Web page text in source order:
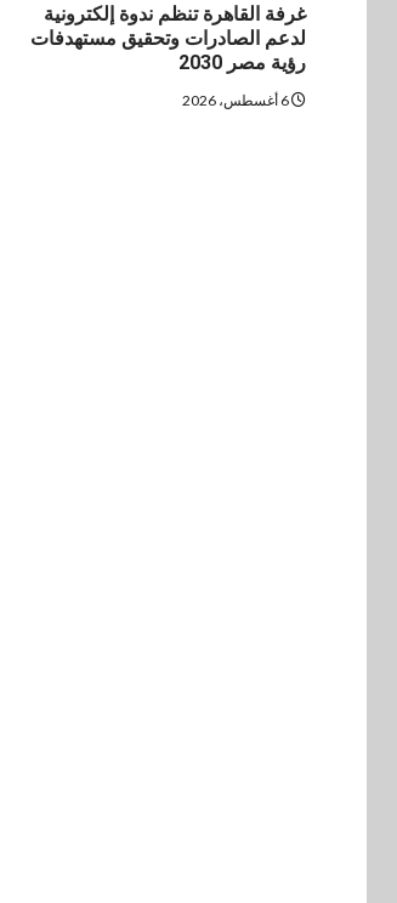
غرفة القاهرة تنظم ندوة إلكترونية
لدعم الصادرات وتحقيق مستهدفات
رؤية مصر 2030